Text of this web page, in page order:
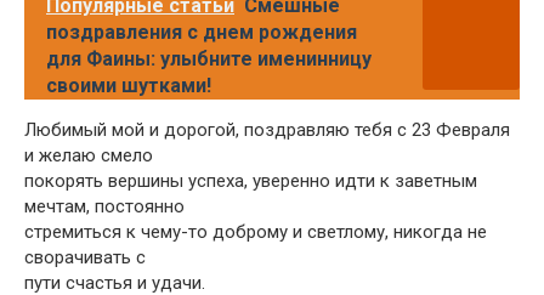
Популярные статьи Смешные
поздравления с днем рождения
для Фаины: улыбните именинницу
своими шутками!
Любимый мой и дорогой, поздравляю тебя с 23 Февраля
и желаю смело
покорять вершины успеха, уверенно идти к заветным
мечтам, постоянно
стремиться к чему-то доброму и светлому, никогда не
сворачивать с
пути счастья и удачи.